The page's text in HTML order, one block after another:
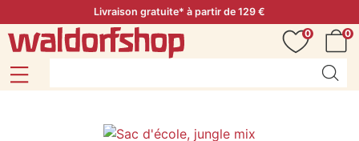
Livraison gratuite* à partir de 129 €
0
0